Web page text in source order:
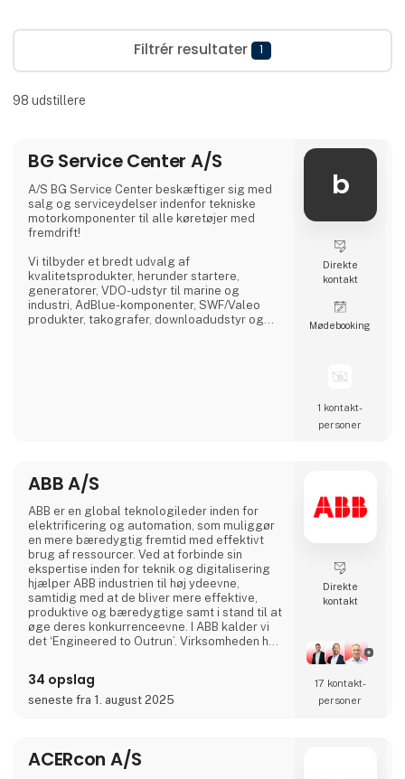
Filtrér resultater 1
98 udstillere
BG Service Center A/S
A/S BG Service Center beskæftiger sig med
salg og serviceydelser indenfor tekniske
motorkomponenter til alle køretøjer med
fremdrift!
Vi tilbyder et bredt udvalg af
kvalitetsprodukter, herunder startere,
generatorer, VDO-udstyr til marine og
industri, AdBlue-komponenter, SWF/Valeo
produkter, takografer, downloadudstyr og
b
Direkte
kontakt
Møde­booking
1 kontakt­
personer
ABB A/S
ABB er en global teknologileder inden for
elektrificering og automation, som muliggør
en mere bæredygtig fremtid med effektivt
brug af ressourcer. Ved at forbinde sin
ekspertise inden for teknik og digitalisering
hjælper ABB industrien til høj ydeevne,
samtidig med at de bliver mere effektive,
produktive og bæredygtige samt i stand til at
øge deres konkurrenceevne. I ABB kalder vi
det ‘Engineered to Outrun’. Virksomheden har
noteret på SIX Swiss Exchange (ABBN) og
Nasdaq Stockholm (ABB). www.abb.com
34 opslag
seneste fra 1. august 2025
Direkte
kontakt
17 kontakt­
personer
ACERcon A/S